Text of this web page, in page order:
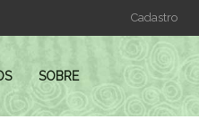
Cadastro
SOBRE